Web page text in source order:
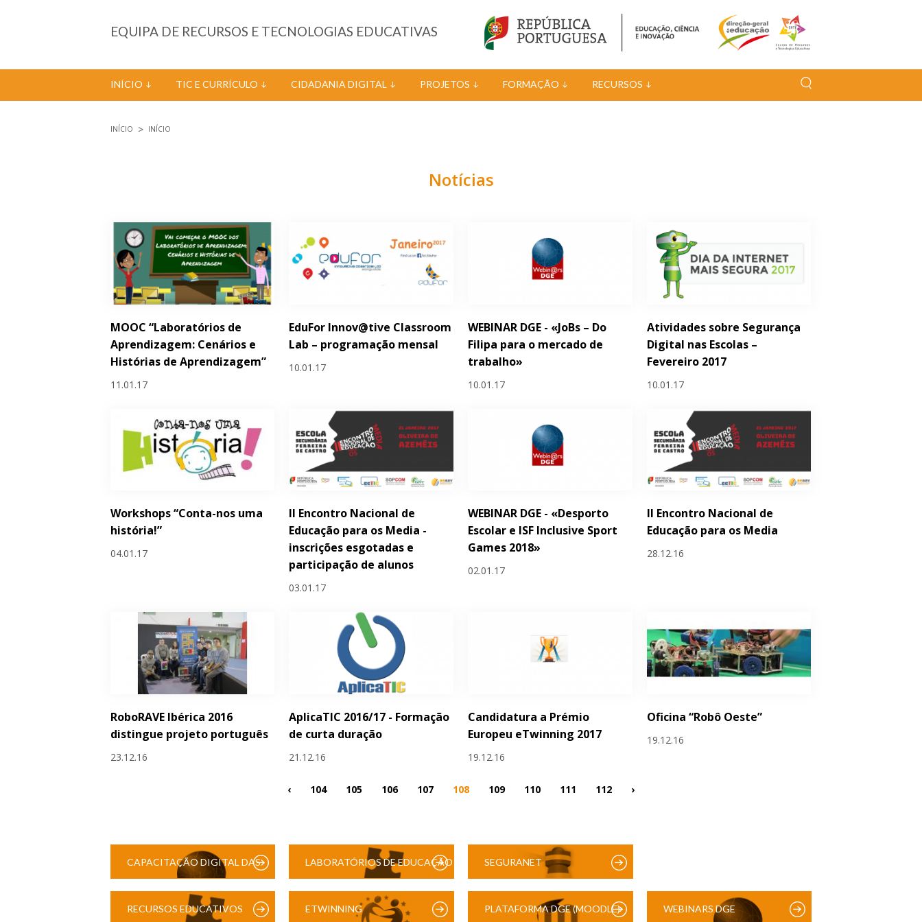
EQUIPA DE RECURSOS E TECNOLOGIAS EDUCATIVAS
INÍCIO TIC E CURRÍCULO CIDADANIA DIGITAL PROJETOS FORMAÇÃO RECURSOS
INÍCIO INÍCIO
Notícias
MOOC “Laboratórios de
Aprendizagem: Cenários e
Histórias de Aprendizagem”
11.01.17
EduFor Innov@tive Classroom
Lab – programação mensal
10.01.17
WEBINAR DGE - «JoBs – Do
Filipa para o mercado de
trabalho»
10.01.17
Atividades sobre Segurança
Digital nas Escolas –
Fevereiro 2017
10.01.17
Workshops “Conta-nos uma
história!”
04.01.17
II Encontro Nacional de
Educação para os Media -
inscrições esgotadas e
participação de alunos
03.01.17
WEBINAR DGE - «Desporto
Escolar e ISF Inclusive Sport
Games 2018»
02.01.17
II Encontro Nacional de
Educação para os Media
28.12.16
RoboRAVE Ibérica 2016
distingue projeto português
23.12.16
AplicaTIC 2016/17 - Formação
de curta duração
21.12.16
Candidatura a Prémio
Europeu eTwinning 2017
19.12.16
Oficina “Robô Oeste”
19.12.16
Páginas
‹ 104 105 106 107 108 109 110 111 112 ›
CAPACITAÇÃO DIGITAL DAS LABORATÓRIOS DE EDUCAÇÃO SEGURANET
RECURSOS EDUCATIVOS ETWINNING PLATAFORMA DGE (MOODLE) WEBINARS DGE